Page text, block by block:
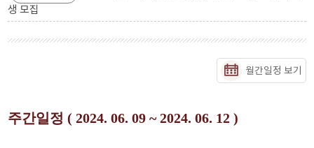
생 모집
월간일정 보기
주간일정 ( 2024. 06. 09 ~ 2024. 06. 12 )